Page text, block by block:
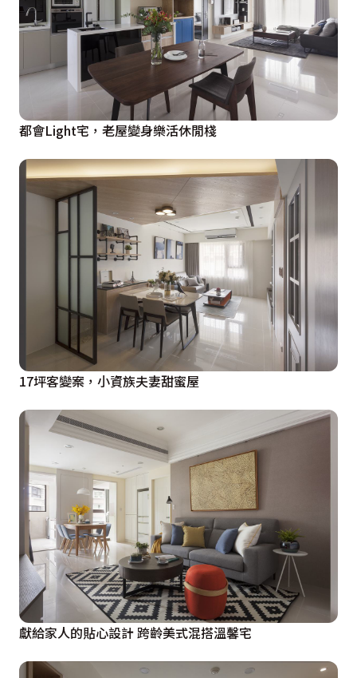
都會Light宅，老屋變身樂活休閒棧
17坪客變案，小資族夫妻甜蜜屋
獻給家人的貼心設計 跨齡美式混搭溫馨宅